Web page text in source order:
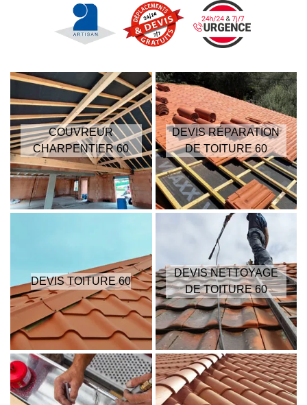
COUVREUR
CHARPENTIER 60
DEVIS RÉPARATION
DE TOITURE 60
DEVIS TOITURE 60
DEVIS NETTOYAGE
DE TOITURE 60